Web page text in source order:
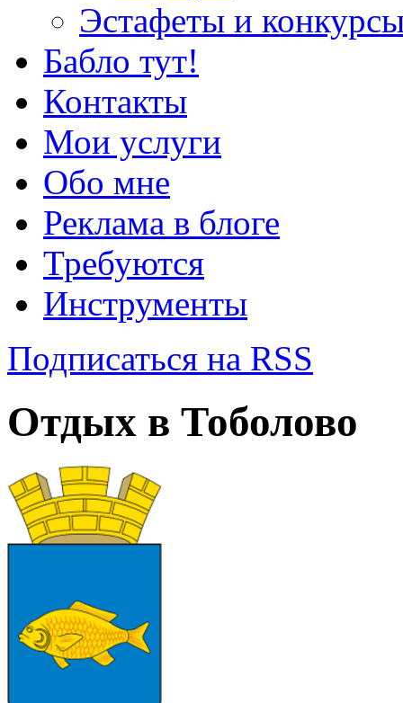
Эстафеты и
Бабло тут!
Контакты
Мои услуги
Обо мне
Реклама в блоге
Требуются
Инструменты
Подписаться на RSS
Отдых в Тоболово